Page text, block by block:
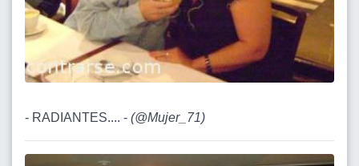
- RADIANTES.... - (@Mujer_71)